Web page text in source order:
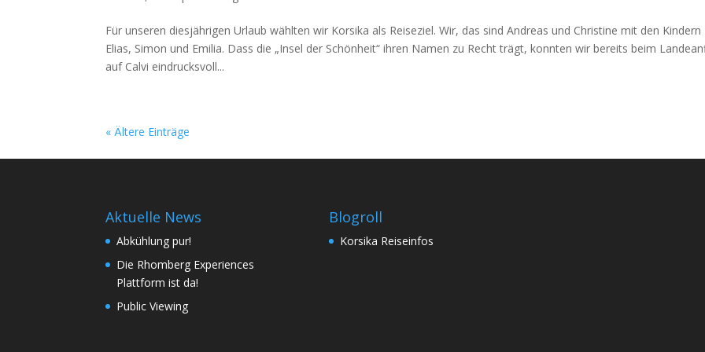
Für unseren diesjährigen Urlaub wählten wir Korsika als Reiseziel. Wir, das sind Andreas und Christine mit den Kindern
Elias, Simon und Emilia. Dass die „Insel der Schönheit“ ihren Namen zu Recht trägt, konnten wir bereits beim
auf Calvi eindrucksvoll...
« Ältere Einträge
Aktuelle News
Abkühlung pur!
Die Rhomberg Experiences
Plattform ist da!
Public Viewing
Blogroll
Korsika Reiseinfos